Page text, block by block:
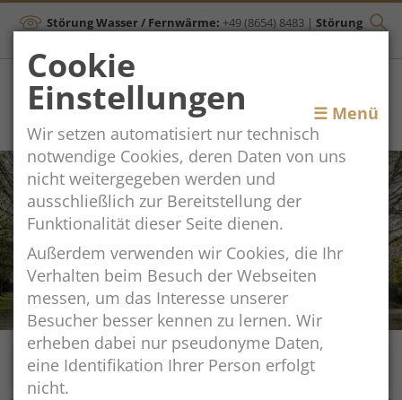
Störung Wasser / Fernwärme: +49 (8654) 8483 | Störung
Toggle
navigation
☰ Menü
Cookie
Einstellungen
Wir setzen automatisiert nur technisch
notwendige Cookies, deren Daten von uns
nicht weitergegeben werden und
ausschließlich zur Bereitstellung der
Funktionalität dieser Seite dienen.
Außerdem verwenden wir Cookies, die Ihr
Verhalten beim Besuch der Webseiten
messen, um das Interesse unserer
Besucher besser kennen zu lernen. Wir
erheben dabei nur pseudonyme Daten,
eine Identifikation Ihrer Person erfolgt
nicht.